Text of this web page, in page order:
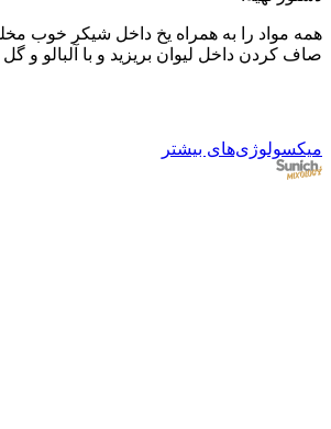
همه مواد را به همراه یخ داخل شیکر خوب
صاف کردن داخل لیوان بریزید و با آلبالو و گل
میکسولوژی‌های بیشتر